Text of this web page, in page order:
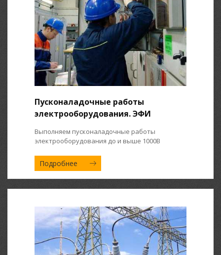
Пусконаладочные работы
электрооборудования. ЭФИ
Выполняем пусконаладочные работы
электрооборудования до и выше 1000В
Подробнее